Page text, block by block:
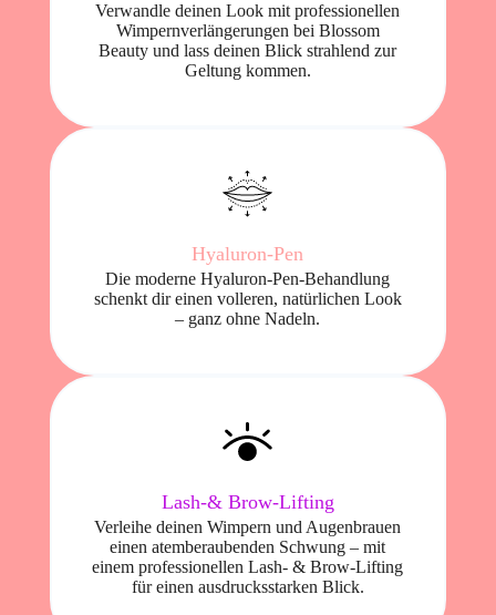
Verwandle deinen Look mit professionellen
Wimpernverlängerungen bei Blossom
Beauty und lass deinen Blick strahlend zur
Geltung kommen.
Hyaluron-Pen
Die moderne Hyaluron-Pen-Behandlung
schenkt dir einen volleren, natürlichen Look
– ganz ohne Nadeln.
Lash-& Brow-Lifting
Verleihe deinen Wimpern und Augenbrauen
einen atemberaubenden Schwung – mit
einem professionellen Lash- & Brow-Lifting
für einen ausdrucksstarken Blick.